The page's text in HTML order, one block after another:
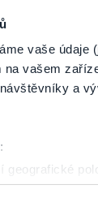
vaše údaje
vašem
a
geografické
aktivního